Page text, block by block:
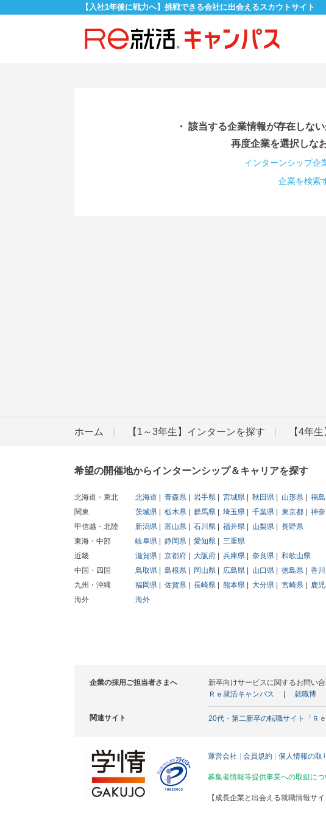
【入社1年後に戦力へ】挑戦できる会社に出会えるスカウトサイト
・ 該当する企業情報が存在しな
再度企業を選択しな
インターンシップ企
企業を検索
ホーム 【1～3年生】インターンを探す 【4年
希望の開催地からインターンシップ＆キャリアを探す
北海道・東北 北海道 青森県 岩手県 宮城県 秋田県 山形県
福
関東
茨城県 栃木県 群馬県 埼玉県 千葉県 東京都
神
甲信越・北陸
新潟県 富山県 石川県 福井県 山梨県
長野県
東海・中部
岐阜県 静岡県 愛知県
三重県
近畿
滋賀県 京都府 大阪府 兵庫県 奈良県
和歌山県
中国・四国
鳥取県 島根県 岡山県 広島県 山口県 徳島県 香
九州・沖縄
福岡県 佐賀県 長崎県 熊本県 大分県 宮崎県 鹿
海外
海外
企業の採用ご担当者さまへ
新卒向けサービスに関するお問い
Ｒｅ就活キャンパス
就職博
関連サイト 20代・第二新卒の転職サイト「Ｒｅ
運営会社 会員規約 個人情報の取
募集者情報等提供事業への取組につ
【成長企業と出会える就職情報サイ